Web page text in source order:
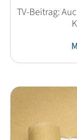
TV-Beitrag: